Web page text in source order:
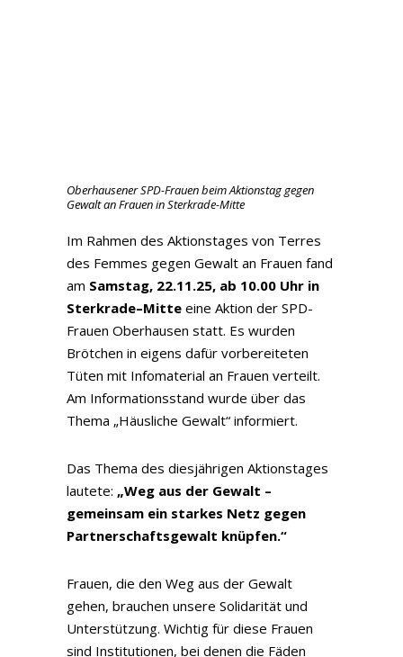
Oberhausener SPD-Frauen beim Aktionstag gegen
Gewalt an Frauen in Sterkrade-Mitte
Im Rahmen des Aktionstages von Terres
des Femmes gegen Gewalt an Frauen fand
am Samstag, 22.11.25, ab 10.00 Uhr in
Sterkrade–Mitte eine Aktion der SPD-
Frauen Oberhausen statt. Es wurden
Brötchen in eigens dafür vorbereiteten
Tüten mit Infomaterial an Frauen verteilt.
Am Informationsstand wurde über das
Thema „Häusliche Gewalt“ informiert.
Das Thema des diesjährigen Aktionstages
lautete: „Weg aus der Gewalt –
gemeinsam ein starkes Netz gegen
Partnerschaftsgewalt knüpfen.“
Frauen, die den Weg aus der Gewalt
gehen, brauchen unsere Solidarität und
Unterstützung. Wichtig für diese Frauen
sind Institutionen, bei denen die Fäden